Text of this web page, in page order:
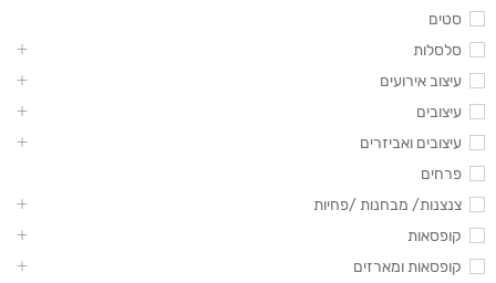
סטים
סלסלות
עיצוב אירועים
עיצובים
עיצובים ואביזרים
פרחים
צנצנות/ מבחנות /פחיות
קופסאות
קופסאות ומארזים